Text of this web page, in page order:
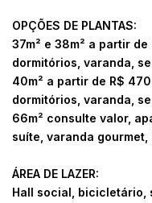
OPÇÕES DE PLANTAS:
37m² e 38m² a partir
dormitórios, varanda,
40m² a partir de R$
dormitórios, varanda,
66m² consulte valor,
suíte, varanda
ÁREA DE LAZER:
Hall social, bicicletário,